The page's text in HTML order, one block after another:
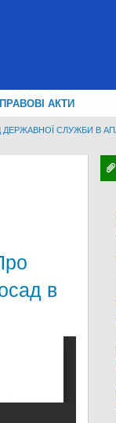
АКТИ
СЛУЖБИ В
в